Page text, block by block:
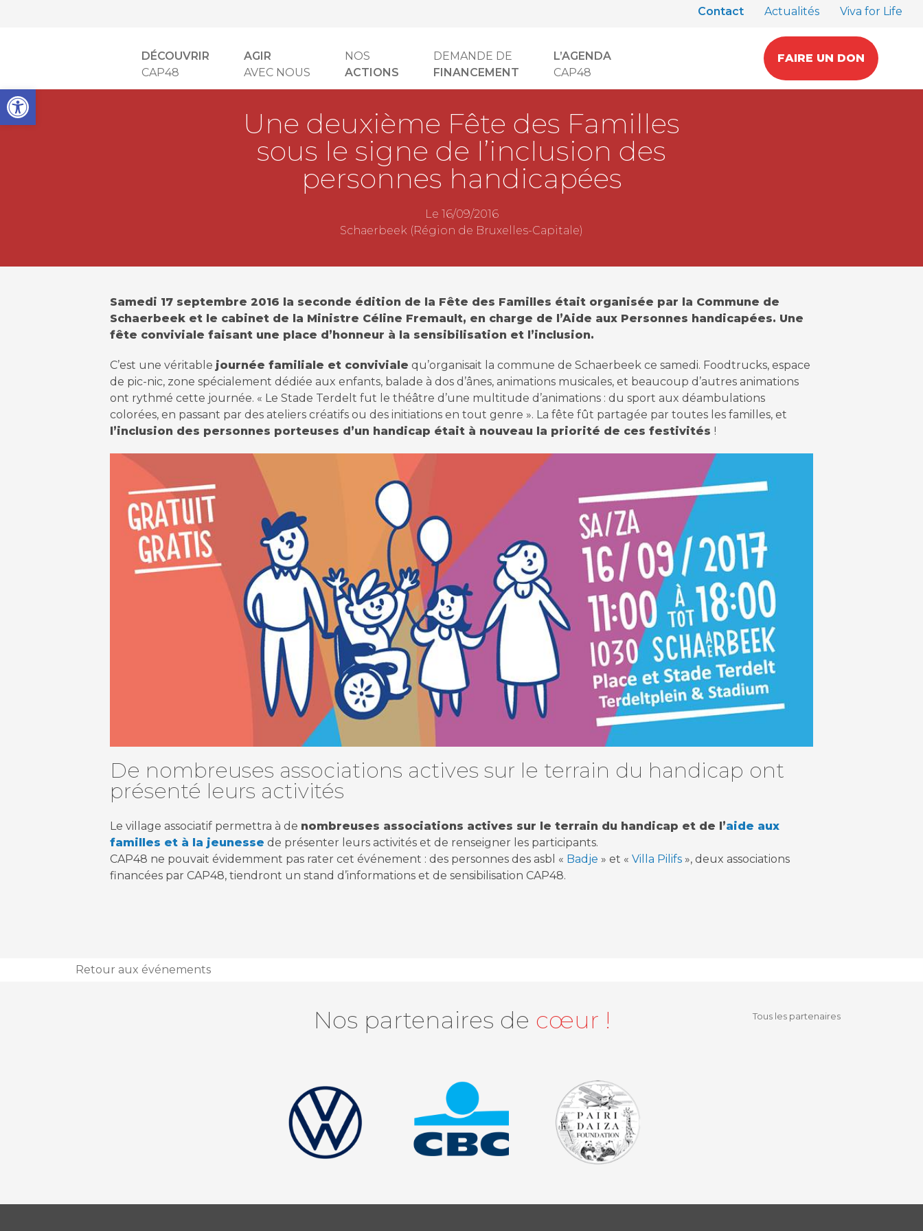
DÉCOUVRIR
CAP48
AGIR
AVEC NOUS
NOS
ACTIONS
DEMANDE DE
FINANCEMENT
L’AGENDA
CAP48
FAIRE UN DON
Contact Actualités Viva for Life
Une deuxième Fête des Familles
sous le signe de l’inclusion des
personnes handicapées
Le 16/09/2016
Schaerbeek (Région de Bruxelles-Capitale)
Samedi 17 septembre 2016 la seconde édition de la Fête des Familles était organisée par la Commune de
Schaerbeek et le cabinet de la Ministre Céline Fremault, en charge de l’Aide aux Personnes handicapées. Une
fête conviviale faisant une place d’honneur à la sensibilisation et l’inclusion.
C’est une véritable journée familiale et conviviale qu’organisait la commune de Schaerbeek ce samedi. Foodtrucks, espace
de pic-nic, zone spécialement dédiée aux enfants, balade à dos d’ânes, animations musicales, et beaucoup d’autres animations
ont rythmé cette journée. « Le Stade Terdelt fut le théâtre d’une multitude d’animations : du sport aux déambulations
colorées, en passant par des ateliers créatifs ou des initiations en tout genre ». La fête fût partagée par toutes les familles, et
l’inclusion des personnes porteuses d’un handicap était à nouveau la priorité de ces festivités !
De nombreuses associations actives sur le terrain du handicap ont
présenté leurs activités
Le village associatif permettra à de nombreuses associations actives sur le terrain du handicap et de l’aide aux
familles et à la jeunesse de présenter leurs activités et de renseigner les participants.
CAP48 ne pouvait évidemment pas rater cet événement : des personnes des asbl « Badje » et « Villa Pilifs », deux associations
financées par CAP48, tiendront un stand d’informations et de sensibilisation CAP48.
Retour aux événements
Nos partenaires de cœur ! Tous les partenaires
Open toolbar